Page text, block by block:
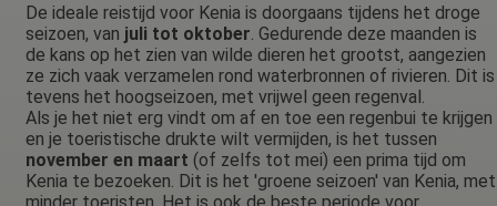
De ideale reistijd voor Kenia is doorgaans tijdens het droge
seizoen, van juli tot oktober . Gedurende deze maanden is
de kans op het zien van wilde dieren het grootst, aangezien
ze zich vaak verzamelen rond waterbronnen of rivieren. Dit is
tevens het hoogseizoen, met vrijwel geen regenval.
Als je het niet erg vindt om af en toe een regenbui te krijgen
en je toeristische drukte wilt vermijden, is het tussen
november en maart (of zelfs tot mei) een prima tijd om
Kenia te bezoeken. Dit is het 'groene seizoen' van Kenia, met
minder toeristen. Het is ook de beste periode voor